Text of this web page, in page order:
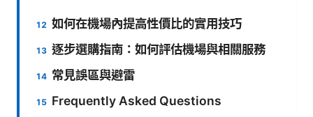
如何在機場內提高性價比的實用技巧
逐步選購指南：如何評估機場與相關服務
常見誤區與避雷
Frequently Asked Questions